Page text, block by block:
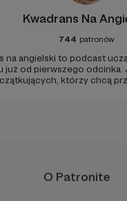
Kwadrans Na
744 patronów
na angielski to podcast
już od pierwszego odcinka.
którzy chcą
O Patronite